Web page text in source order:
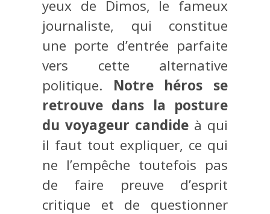
yeux de Dimos, le fameux
journaliste, qui constitue
une porte d’entrée parfaite
vers cette alternative
politique. Notre héros se
retrouve dans la posture
du voyageur candide à qui
il faut tout expliquer, ce qui
ne l’empêche toutefois pas
de faire preuve d’esprit
critique et de questionner